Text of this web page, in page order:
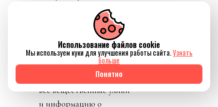
регулярно летал делать
«ку» правителям Катара.
УЕФА пригрозило
уголовным
разбирательством и
потребовала сохранять
все вещественные улики
и информацию о
Использование файлов cookie
Мы используем куки для улучшения работы сайта.Узнать
больше
Понятно